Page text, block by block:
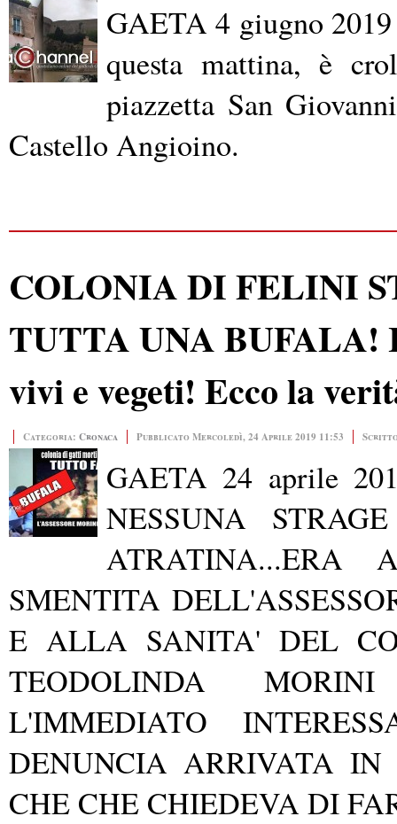
GAETA 4 giugno
questa mattina, è
piazzetta San
Castello Angioino.
COLONIA DI FELINI
TUTTA UNA BUFALA!
vivi e vegeti! Ecco la
Categoria: Cronaca Pubblicato Mercoledì, 24 Aprile 2019 11:53 Scritto
GAETA 24 aprile
NESSUNA
SMENTITA
E ALLA SANITA' DEL
TEODOLINDA
L'IMMEDIATO
DENUNCIA ARRIVATA
CHE CHE CHIEDEVA DI